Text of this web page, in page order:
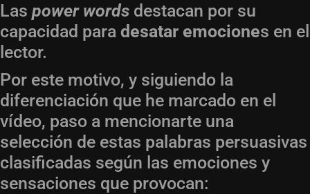
Las power words destacan por su
capacidad para desatar emociones en el
lector.
Por este motivo, y siguiendo la
diferenciación que he marcado en el
vídeo, paso a mencionarte una
selección de estas palabras persuasivas
clasificadas según las emociones y
sensaciones que provocan: